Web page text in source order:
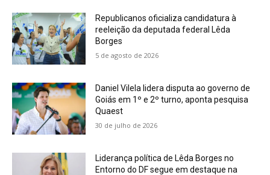
Republicanos oficializa candidatura à
reeleição da deputada federal Lêda
Borges
5 de agosto de 2026
Daniel Vilela lidera disputa ao governo de
Goiás em 1º e 2º turno, aponta pesquisa
Quaest
30 de julho de 2026
Liderança política de Lêda Borges no
Entorno do DF segue em destaque na